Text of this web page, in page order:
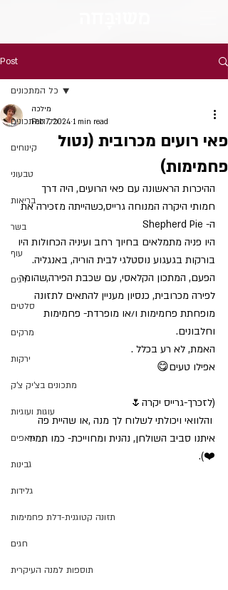
Post
כל המתכונים
קינוחים
טבעוני
בריאות
בשר
עוף
דגים
סלטים
מרקים
ירקות
מתכונים בצ'יק צ'ק
עוגות ועוגיות
מאפים
גבינות
גלידות
תזונה קטוגנית-דלת פחמימות
חגים
תוספות למנה העיקרית
כל המתכונים
פאי רועים מכרובית (נטול
פחמימות)
מילכה
Feb 7, 2024 1 min read
ההיכרות הראשונה עם פאי הרועים, היה דרך
חמותי היקרה המנוחה גרייס,כשהייתה מזכירה את
ה- Shepherd Pie
היו פניה מתמלאים בחיוך רחב ועיניה הכחולות היו
בורקות בגעגוע נוסטלגי לבית הוריה, באנגליה.
הפעם, המתכון הקלאסי, עם שכבת הפירה,שהומר
לפירה מכרובית, כנסיון מעניין להתאים לתזונה
מופחתת פחמימות ו/או מופרדת- פחמימות
וחלבונים.
האמת, לא רע בכלל .
אפילו טעים😋
(לזכרך-גרייס יקרה🌷
והלוואי ויכולתי לשלוח לך מנה ,או שהיית פה
איתנו סביב השולחן, נהנית ומחוייכת- כמו תמיד
❤️).